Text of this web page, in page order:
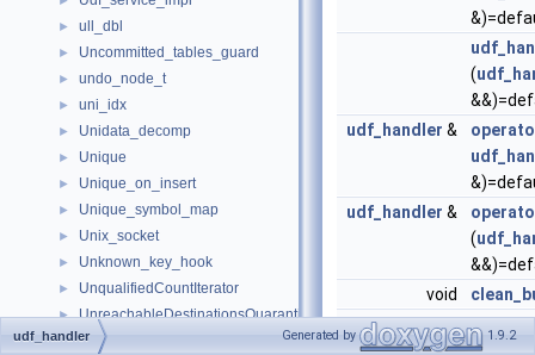
► ull_dbl
► Uncommitted_tables_guard
► undo_node_t
► uni_idx
► Unidata_decomp
► Unique
► Unique_on_insert
► Unique_symbol_map
► Unix_socket
► Unknown_key_hook
► UnqualifiedCountIterator
► UnreachableDestinationsQuarantine
► UnstructuredTrace
(
udf_handler &
udf_handler &
(
void
void
udf_handler Generated by 1.9.2